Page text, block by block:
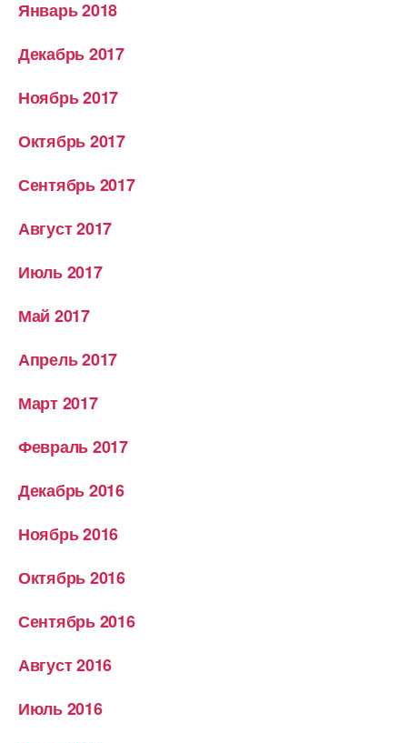
Январь 2018
Декабрь 2017
Ноябрь 2017
Октябрь 2017
Сентябрь 2017
Август 2017
Июль 2017
Май 2017
Апрель 2017
Март 2017
Февраль 2017
Декабрь 2016
Ноябрь 2016
Октябрь 2016
Сентябрь 2016
Август 2016
Июль 2016